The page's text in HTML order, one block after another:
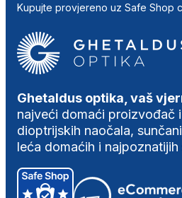
Kupujte provjereno uz Safe Shop
Ghetaldus optika, vaš
najveći domaći proizvođač
dioptrijskih naočala,
leća domaćih i